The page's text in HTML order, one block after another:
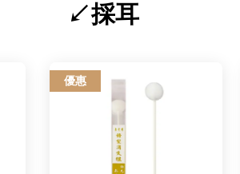
↙採耳
優惠